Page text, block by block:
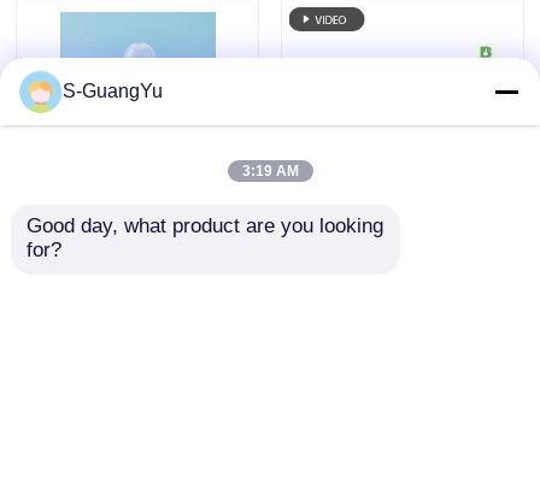
Máquina de
Máquina de
S-GuangYu
3:19 AM
Good day, what product are you looking
for?